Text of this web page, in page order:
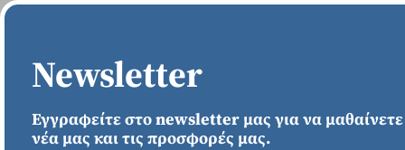
Newsletter
Εγγραφείτε στο newsletter μας για να
νέα μας και τις προσφορές μας.